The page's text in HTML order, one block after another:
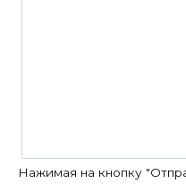
Нажимая на кнопку